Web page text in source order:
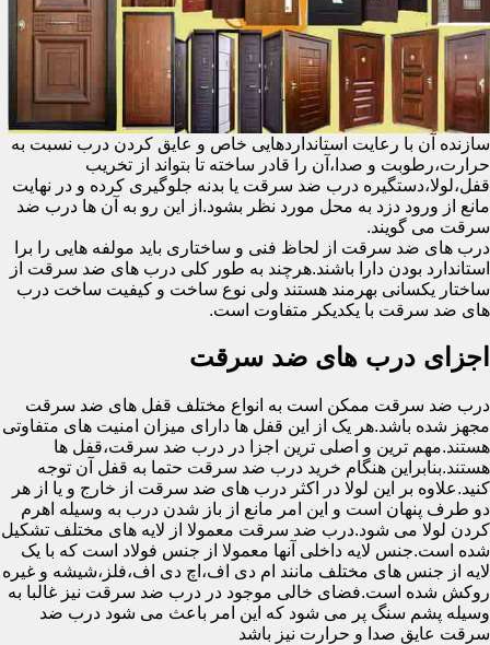
سازنده آن با رعایت استانداردهایی خاص و عایق کردن درب نسبت به
حرارت،رطوبت و صدا،آن را قادر ساخته تا بتواند از تخریب
قفل،لولا،دستگیره درب ضد سرقت یا بدنه جلوگیری کرده و در نهایت
مانع از ورود دزد به محل مورد نظر بشود.از این رو به آن ها درب ضد
سرقت می گویند.
درب های ضد سرقت از لحاظ فنی و ساختاری باید مولفه هایی را برا
استاندارد بودن دارا باشند.هرچند به طور کلی درب های ضد سرقت از
ساختار یکسانی بهرمند هستند ولی نوع ساخت و کیفیت ساخت درب
های ضد سرقت با یکدیکر متفاوت است.
اجزای درب های ضد سرقت
درب ضد سرقت ممکن است به انواع مختلف قفل های ضد سرقت
مجهز شده باشد.هر یک از این قفل ها دارای میزان امنیت های متفاوتی
هستند.مهم ترین و اصلی ترین اجزا در درب ضد سرقت،قفل ها
هستند.بنابراین هنگام خرید درب ضد سرقت حتما به قفل آن توجه
کنید.علاوه بر این لولا در اکثر درب های ضد سرقت از خارج و یا از هر
دو طرف پنهان است و این امر مانع از باز شدن درب به وسیله اهرم
کردن لولا می شود.درب ضد سرقت معمولا از لایه های مختلف تشکیل
شده است.جنس لایه داخلی آنها معمولا از جنس فولاد است که با یک
لایه از جنس های مختلف مانند ام دی اف،اچ دی اف،فلز،شیشه و غیره
روکش شده است.فضای خالی موجود در درب ضد سرقت نیز غالبا به
وسیله پشم سنگ پر می شود که این امر باعث می شود درب ضد
سرقت عایق صدا و حرارت نیز باشد